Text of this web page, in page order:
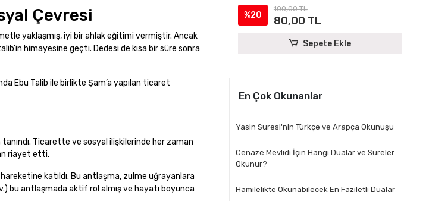
Çevresi
yaklaşmış, iyi bir ahlak eğitimi vermiştir. Ancak
himayesine geçti. Dedesi de kısa bir süre sonra
Ebu Talib ile birlikte Şam’a yapılan ticaret
tanındı. Ticarette ve sosyal ilişkilerinde her zaman
riayet etti.
katıldı. Bu antlaşma, zulme uğrayanlara
bu antlaşmada aktif rol almış ve hayatı boyunca
%20
100,00 TL
80,00 TL
Sepete Ekle
En Çok Okunanlar
Yasin Suresi'nin Türkçe ve Arapça Okunuşu
Cenaze Mevlidi İçin Hangi Dualar ve Sureler
Okunur?
Hamilelikte Okunabilecek En Faziletli Dualar